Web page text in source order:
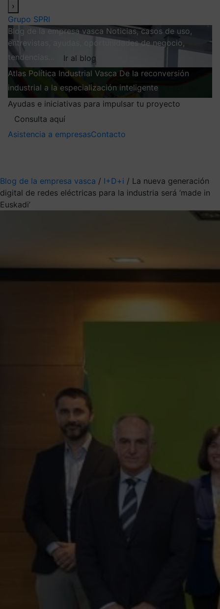
›
Grupo SPRI
Blog de la empresa vasca Noticias, casos de uso,
entrevistas, ayudas, oportunidades de negocio,
tendencias…
Ir al blog
Atlas Política Industrial Vasca De la reconversión
industrial a la especialización inteligente
Ayudas e iniciativas para impulsar tu proyecto
Consulta aquí
Asistencia a empresasContacto
Blog de la empresa vasca / I+D+i / La nueva generación
digital de redes eléctricas para la industria será ‘made in
Euskadi’